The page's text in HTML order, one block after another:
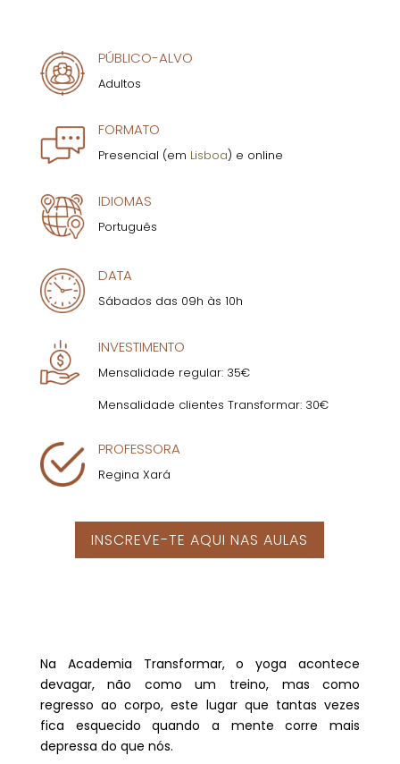
PÚBLICO-ALVO
Adultos
FORMATO
Presencial (em Lisboa) e online
IDIOMAS
Português
DATA
Sábados das 09h às 10h
INVESTIMENTO
Mensalidade regular: 35€
Mensalidade clientes Transformar: 30€
PROFESSORA
Regina Xará
INSCREVE-TE AQUI NAS AULAS
Na Academia Transformar, o yoga acontece
devagar, não como um treino, mas como
regresso ao corpo, este lugar que tantas vezes
fica esquecido quando a mente corre mais
depressa do que nós.